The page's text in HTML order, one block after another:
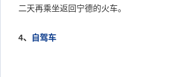
二天再乘坐返回宁德的火车。
4、 自驾车